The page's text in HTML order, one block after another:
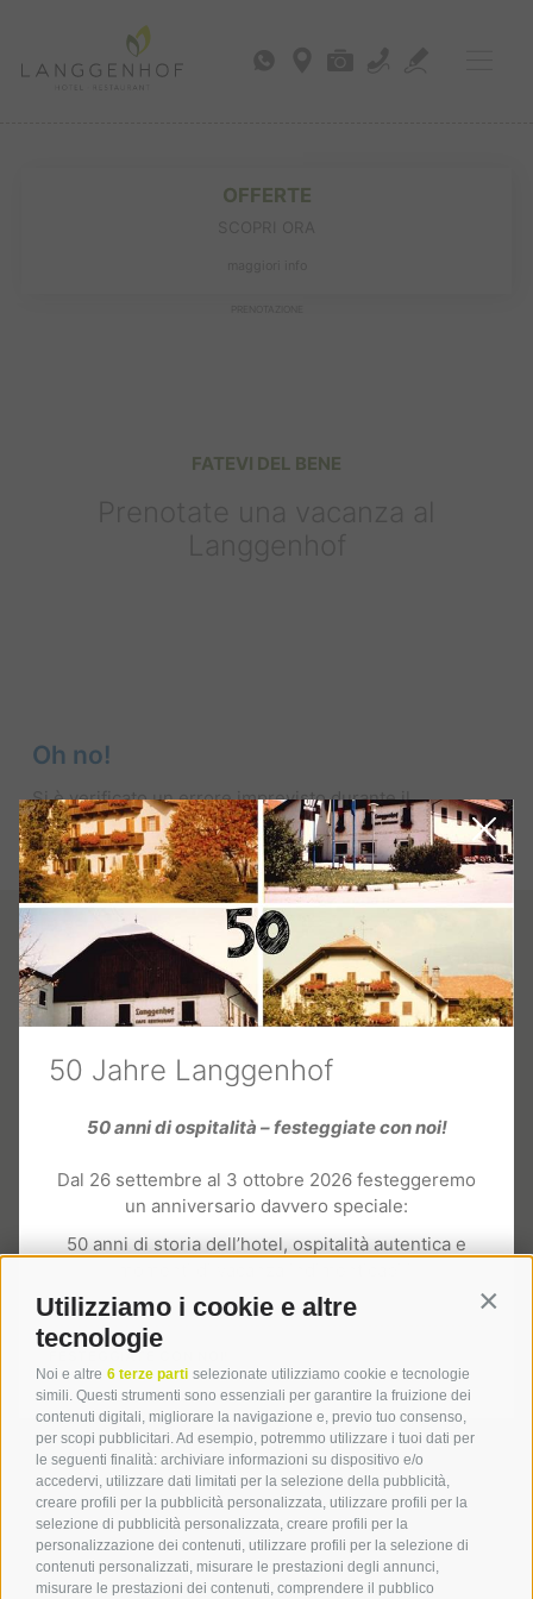
Utilizziamo i cookie e altre
tecnologie
Noi e altre 6 terze parti selezionate utilizziamo cookie e tecnologie
simili. Questi strumenti sono essenziali per garantire la fruizione dei
contenuti digitali, migliorare la navigazione e, previo tuo consenso,
per scopi pubblicitari. Ad esempio, potremmo utilizzare i tuoi dati per
le seguenti finalità: archiviare informazioni su dispositivo e/o
accedervi, utilizzare dati limitati per la selezione della pubblicità,
creare profili per la pubblicità personalizzata, utilizzare profili per la
selezione di pubblicità personalizzata, creare profili per la
personalizzazione dei contenuti, utilizzare profili per la selezione di
contenuti personalizzati, misurare le prestazioni degli annunci,
misurare le prestazioni dei contenuti, comprendere il pubblico
OFFERTE
FATEVI DEL BENE
Oh no!
Si è verificato un errore imprevisto durante il
caricamento del widget di prenotazione.
Riprova più tardi.
Contatto
Via San Nicolò, 11
+39 0474 55 31 54
hotel@langgenhof.com
Service
Offerte di lavoro
Newsletter
Download
Galleria fotografica
Social Wall
50 Jahre Langgenhof
50 anni di ospitalità – festeggiate con noi!
Dal 26 settembre al 3 ottobre 2026 festeggeremo
un anniversario davvero speciale:
50 anni di storia dell’hotel, ospitalità autentica e
FESTEGGIATE CON NOI!